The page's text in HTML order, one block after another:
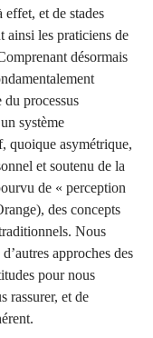
effet, et de stades
ainsi les praticiens de
désormais
processus
système
quoique asymétrique,
et soutenu de la
de « perception
des concepts
Nous
approches des
pour nous
rassurer, et de